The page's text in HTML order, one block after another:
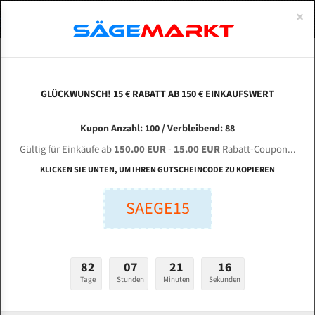
UNIVERSAL UE - 4 HS für 4100 mm Bi-Metall
Bandsägeblätter
Länge (mm):
Stärken + Zahnteilung:
mm
ABOUTS
ENGLISH
Bi-Metall Meterware
Fleischerei Bandsägeblätter
Bandmesser Glatt Meterware
Konvex Meterware
×
GLÜCKWUNSCH! 15 € RABATT AB 150 € EINKAUFSWERT
Kupon Anzahl: 100 / Verbleibend: 88
Gültig für Einkäufe ab150.00 EUR- 15.00 EURRabatt-Coupon...
KLICKEN SIE UNTEN, UM IHREN GUTSCHEINCODE ZU KOPIEREN
SAEGE15
82
Tage
07
Stunden
21
Minuten
15
Sekunden